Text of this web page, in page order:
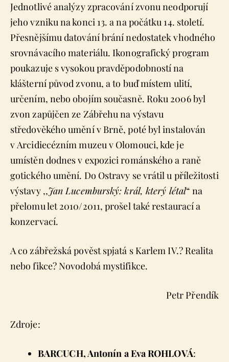
Jednotlivé analýzy zpracování zvonu neodporují
jeho vzniku na konci 13. a na počátku 14. století.
Přesnějšímu datování brání nedostatek vhodného
srovnávacího materiálu. Ikonografický program
poukazuje s vysokou pravděpodobností na
klášterní původ zvonu, a to buď místem ulití,
určením, nebo obojím současně. Roku 2006 byl
zvon zapůjčen ze Zábřehu na výstavu
středověkého umění v Brně, poté byl instalován
v Arcidiecézním muzeu v Olomouci, kde je
umístěn dodnes v expozici románského a raně
gotického umění. Do Ostravy se vrátil u příležitosti
výstavy ,,Jan Lucemburský: král, který létal“ na
přelomu let 2010/2011, prošel také restaurací a
konzervací.
A co zábřežská pověst spjatá s Karlem IV.? Realita
nebo fikce? Novodobá mystifikce.
Petr Přendík
Zdroje:
BARCUCH, Antonín a Eva ROHLOVÁ: